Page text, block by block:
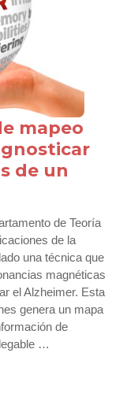
mapeo
de un
de Teoría
de la
una técnica que
magnéticas
el Alzheimer. Esta
genera un mapa
de
…